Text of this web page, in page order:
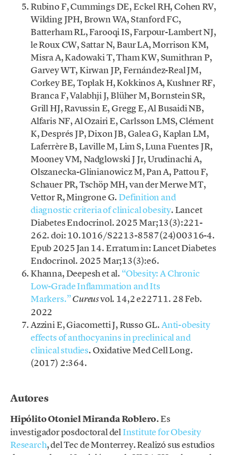
Rubino F, Cummings DE, Eckel RH, Cohen RV,
Wilding JPH, Brown WA, Stanford FC,
Batterham RL, Farooqi IS, Farpour-Lambert NJ,
le Roux CW, Sattar N, Baur LA, Morrison KM,
Misra A, Kadowaki T, Tham KW, Sumithran P,
Garvey WT, Kirwan JP, Fernández-Real JM,
Corkey BE, Toplak H, Kokkinos A, Kushner RF,
Branca F, Valabhji J, Blüher M, Bornstein SR,
Grill HJ, Ravussin E, Gregg E, Al Busaidi NB,
Alfaris NF, Al Ozairi E, Carlsson LMS, Clément
K, Després JP, Dixon JB, Galea G, Kaplan LM,
Laferrère B, Laville M, Lim S, Luna Fuentes JR,
Mooney VM, Nadglowski J Jr, Urudinachi A,
Olszanecka-Glinianowicz M, Pan A, Pattou F,
Schauer PR, Tschöp MH, van der Merwe MT,
Vettor R, Mingrone G. Definition and
diagnostic criteria of clinical obesity. Lancet
Diabetes Endocrinol. 2025 Mar;13(3):221-
262. doi: 10.1016/S2213-8587(24)00316-4.
Epub 2025 Jan 14. Erratum in: Lancet Diabetes
Endocrinol. 2025 Mar;13(3):e6.
Khanna, Deepesh et al. “Obesity: A Chronic
Low-Grade Inflammation and Its
Markers.”Cureusvol. 14,2 e22711. 28 Feb.
2022
Azzini E, Giacometti J, Russo GL.Anti-obesity
effects of anthocyanins in preclinical and
clinical studies. Oxidative Med Cell Long.
(2017) 2:364.
Autores
Hipólito Otoniel Miranda Roblero.Es
investigador posdoctoral delInstitute for Obesity
Research, del Tec de Monterrey. Realizó sus estudios